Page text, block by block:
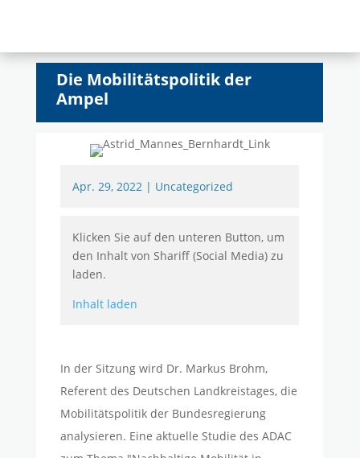
Die Mobilitätspolitik der
Ampel
Apr. 29, 2022| Uncategorized
Klicken Sie auf den unteren Button, um
den Inhalt von Shariff (Social Media) zu
laden.
Inhalt laden
In der Sitzung wird Dr. Markus Brohm,
Referent des Deutschen Landkreistages, die
Mobilitätspolitik der Bundesregierung
analysieren. Eine aktuelle Studie des ADAC